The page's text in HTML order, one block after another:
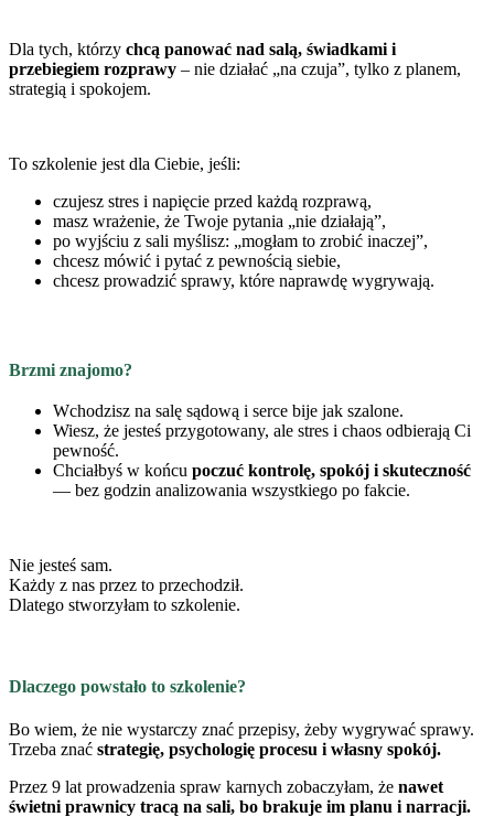
Dla tych, którzy chcą panować nad salą, świadkami i
przebiegiem rozprawy – nie działać „na czuja”, tylko z planem,
strategią i spokojem.
To szkolenie jest dla Ciebie, jeśli:
czujesz stres i napięcie przed każdą rozprawą,
masz wrażenie, że Twoje pytania „nie działają”,
po wyjściu z sali myślisz: „mogłam to zrobić inaczej”,
chcesz mówić i pytać z pewnością siebie,
chcesz prowadzić sprawy, które naprawdę wygrywają.
Brzmi znajomo?
Wchodzisz na salę sądową i serce bije jak szalone.
Wiesz, że jesteś przygotowany, ale stres i chaos odbierają Ci
pewność.
Chciałbyś w końcu poczuć kontrolę, spokój i skuteczność
— bez godzin analizowania wszystkiego po fakcie.
Nie jesteś sam.
Każdy z nas przez to przechodził.
Dlatego stworzyłam to szkolenie.
Dlaczego powstało to szkolenie?
Bo wiem, że nie wystarczy znać przepisy, żeby wygrywać sprawy.
Trzeba znać strategię, psychologię procesu i własny spokój.
Przez 9 lat prowadzenia spraw karnych zobaczyłam, że nawet
świetni prawnicy tracą na sali, bo brakuje im planu i narracji.